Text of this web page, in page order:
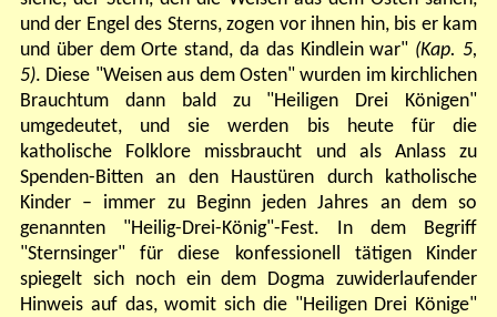
und der Engel des Sterns, zogen vor ihnen hin, bis er kam
und über dem Orte stand, da das Kindlein war" (Kap. 5,
5). Diese "Weisen aus dem Osten" wurden im kirchlichen
Brauchtum dann bald zu "Heiligen Drei Königen"
umgedeutet, und sie werden bis heute für die
katholische Folklore missbraucht und als Anlass zu
Spenden-Bitten an den Haustüren durch katholische
Kinder – immer zu Beginn jeden Jahres an dem so
genannten "Heilig-Drei-König"-Fest. In dem Begriff
"Sternsinger" für diese konfessionell tätigen Kinder
spiegelt sich noch ein dem Dogma zuwiderlaufender
Hinweis auf das, womit sich die "Heiligen Drei Könige"